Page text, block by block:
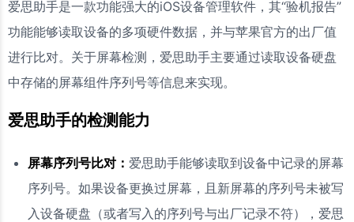
爱思助手是一款功能强大的iOS设备管理软件，其“验机报告”
功能能够读取设备的多项硬件数据，并与苹果官方的出厂值
进行比对。关于屏幕检测，爱思助手主要通过读取设备硬盘
中存储的屏幕组件序列号等信息来实现。
爱思助手的检测能力
屏幕序列号比对： 爱思助手能够读取到设备中记录的屏幕
序列号。如果设备更换过屏幕，且新屏幕的序列号未被写
入设备硬盘（或者写入的序列号与出厂记录不符），爱思